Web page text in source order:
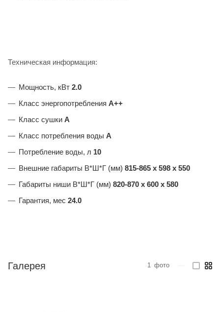
Техническая информация:
Мощность, кВт 2.0
Класс энергопотребления А++
Класс сушки А
Класс потребления воды А
Потребление воды, л 10
Внешние габариты В*Ш*Г (мм) 815-865 х 598 х 550
Габариты ниши В*Ш*Г (мм) 820-870 х 600 х 580
Гарантия, мес 24.0
Галерея 1 фото